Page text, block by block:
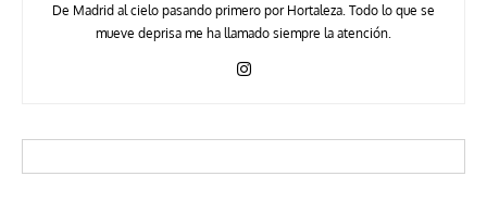
De Madrid al cielo pasando primero por Hortaleza. Todo lo que se
mueve deprisa me ha llamado siempre la atención.